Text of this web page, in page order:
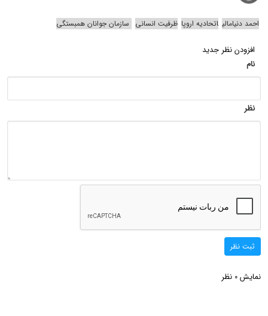
احمد دنیامالی اتحادیه اروپا ظرفیت انسانی سازمان جوانان همبستگی
افزودن نظر جدید
نام
نظر
ثبت نظر
نمایش 0 نظر